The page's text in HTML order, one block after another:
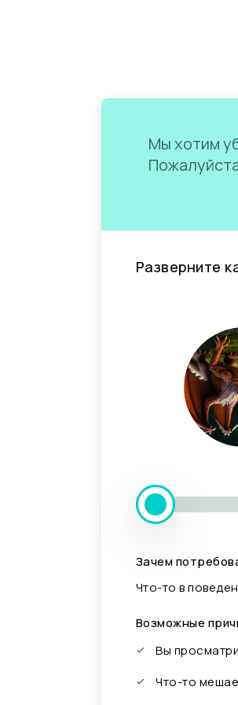
Мы хотим
Разверните
Зачем
Что-то в
Возможные
Вы
Что-то